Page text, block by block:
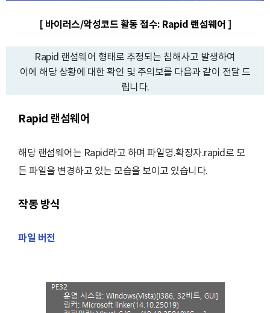
[ 바이러스/악성코드 활동 접수: Rapid 랜섬웨어 ]
Rapid 랜섬웨어 형태로 추정되는 침해사고 발생하여
이에 해당 상황에 대한 확인 및 주의보를 다음과 같이 전달 드
립니다.
Rapid 랜섬웨어
해당 랜섬웨어는 Rapid라고 하며 파일명.확장자.rapid로 모
든 파일을 변경하고 있는 모습을 보이고 있습니다.
작동 방식
파일 버전